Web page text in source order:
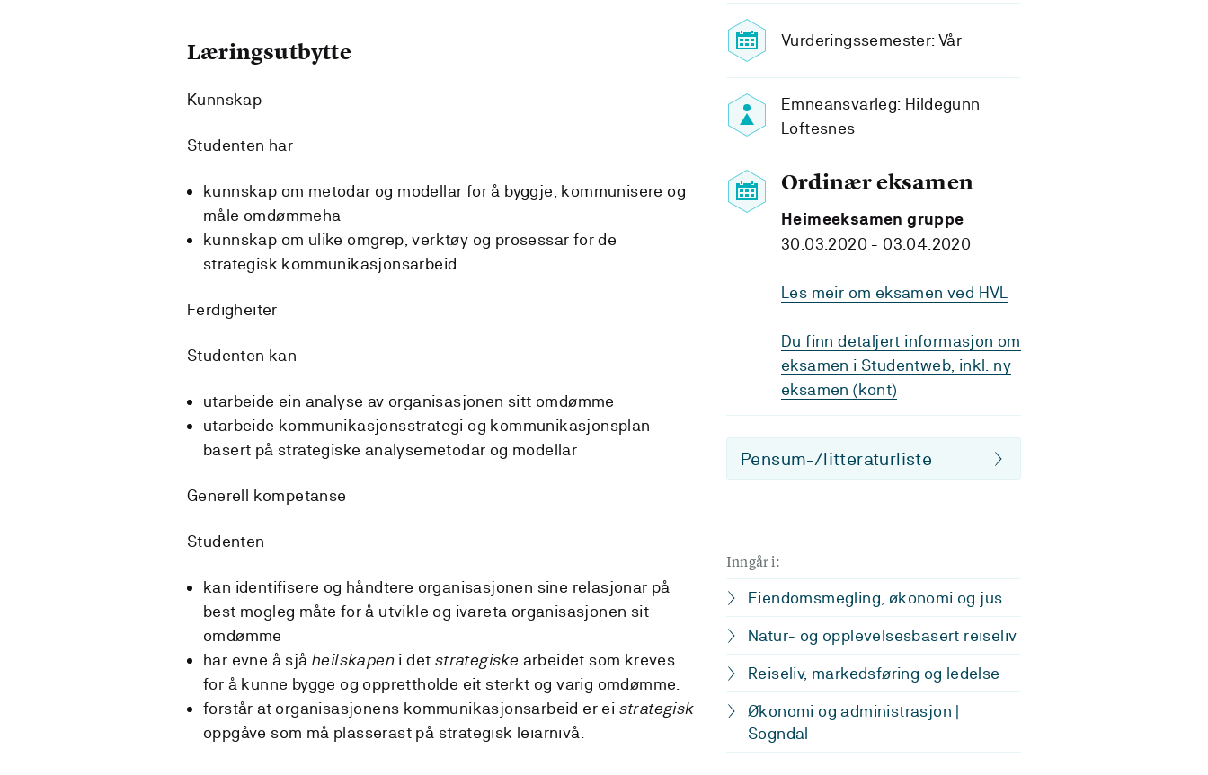
Vurderingssemester: Vår
Emneansvarleg: Hildegunn
Loftesnes
Ordinær eksamen
Heimeeksamen gruppe
30.03.2020 - 03.04.2020
Les meir om eksamen ved HVL
Du finn detaljert informasjon om
eksamen i Studentweb, inkl. ny
eksamen (kont)
Pensum-/litteraturliste
Inngår i:
Eiendomsmegling, økonomi og jus
Natur- og opplevelsesbasert reiseliv
Reiseliv, markedsføring og ledelse
Økonomi og administrasjon |
Sogndal
Læringsutbytte
Kunnskap
Studenten har
kunnskap om metodar og modellar for å byggje, kommunisere og
måle omdømmeha
kunnskap om ulike omgrep, verktøy og prosessar for de
strategisk kommunikasjonsarbeid
Ferdigheiter
Studenten kan
utarbeide ein analyse av organisasjonen sitt omdømme
utarbeide kommunikasjonsstrategi og kommunikasjonsplan
basert på strategiske analysemetodar og modellar
Generell kompetanse
Studenten
kan identifisere og håndtere organisasjonen sine relasjonar på
best mogleg måte for å utvikle og ivareta organisasjonen sit
omdømme
har evne å sjå heilskapen i det strategiske arbeidet som kreves
for å kunne bygge og opprettholde eit sterkt og varig omdømme.
forstår at organisasjonens kommunikasjonsarbeid er ei strategisk
oppgåve som må plasserast på strategisk leiarnivå.